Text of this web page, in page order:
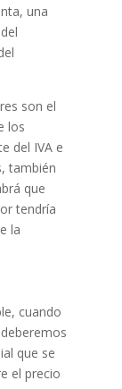
una
son el
los
del IVA e
también
que
tendría
la
cuando
que se
el precio